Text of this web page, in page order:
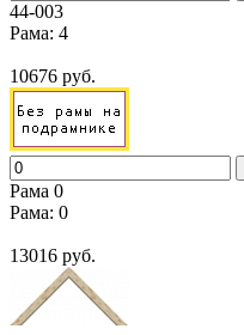
44-003
Рама: 4
10676 руб.
Рама 0
Рама: 0
13016 руб.